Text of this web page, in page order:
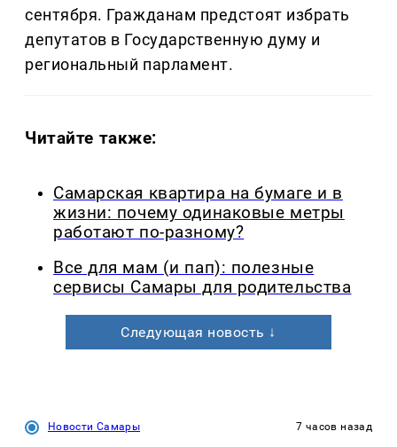
сентября. Гражданам предстоят избрать
депутатов в Государственную думу и
региональный парламент.
Читайте также:
Самарская квартира на бумаге и в
жизни: почему одинаковые метры
работают по-разному?
Все для мам (и пап): полезные
сервисы Самары для родительства
Следующая новость ↓
Новости Самары 7 часов назад